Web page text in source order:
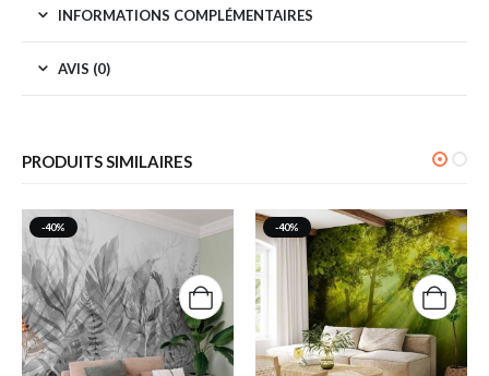
INFORMATIONS COMPLÉMENTAIRES
AVIS (0)
PRODUITS SIMILAIRES
-40% -40%